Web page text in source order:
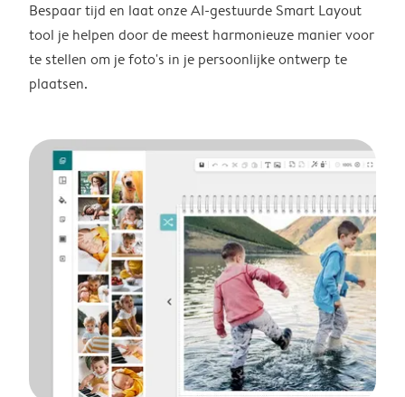
Bespaar tijd en laat onze AI-gestuurde Smart Layout
tool je helpen door de meest harmonieuze manier voor
te stellen om je foto's in je persoonlijke ontwerp te
plaatsen.